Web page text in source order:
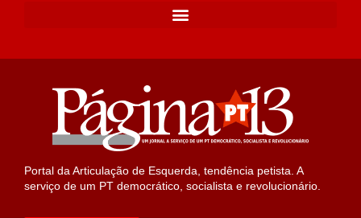
Portal da Articulação de Esquerda, tendência petista. A
serviço de um PT democrático, socialista e revolucionário.